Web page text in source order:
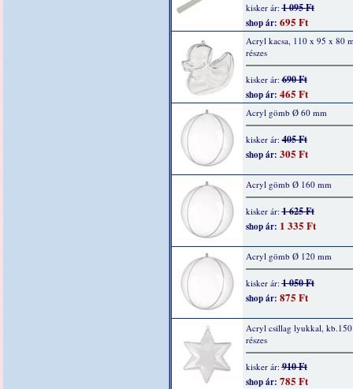
kisker ár:1 095 Ft
shop ár: 695 Ft
Acryl kacsa, 110 x 95 x 80
részes
kisker ár:690 Ft
shop ár: 465 Ft
Acryl gömb Ø 60 mm
kisker ár:405 Ft
shop ár: 305 Ft
Acryl gömb Ø 160 mm
kisker ár:1 625 Ft
shop ár: 1 335 Ft
Acryl gömb Ø 120 mm
kisker ár:1 050 Ft
shop ár: 875 Ft
Acryl csillag lyukkal,
részes
kisker ár:910 Ft
shop ár: 785 Ft